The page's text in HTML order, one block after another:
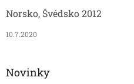
Norsko, Švédsko 2012
10.7.2020
Novinky